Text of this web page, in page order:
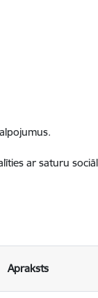
ar saturu
Apraksts